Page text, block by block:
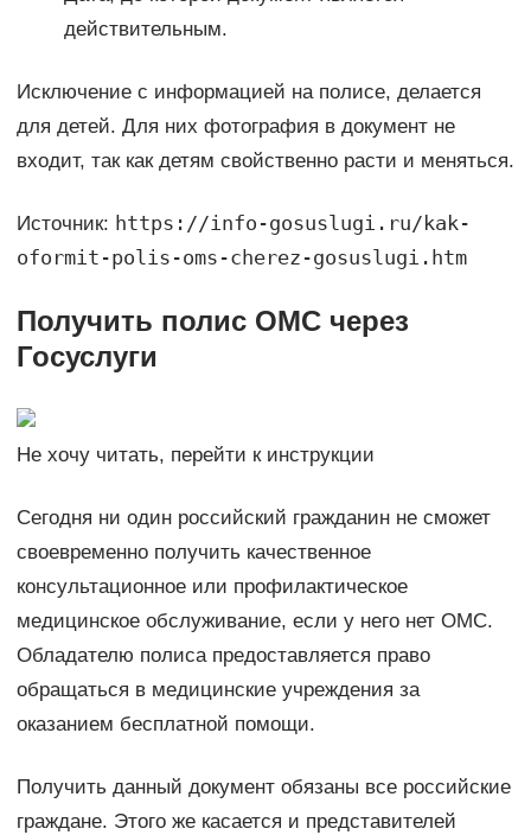
действительным.
Исключение с информацией на полисе, делается
для детей. Для них фотография в документ не
входит, так как детям свойственно расти и меняться.
Источник: https://info-gosuslugi.ru/kak-
oformit-polis-oms-cherez-gosuslugi.htm
Получить полис ОМС через
Госуслуги
Не хочу читать, перейти к инструкции
Сегодня ни один российский гражданин не сможет
своевременно получить качественное
консультационное или профилактическое
медицинское обслуживание, если у него нет ОМС.
Обладателю полиса предоставляется право
обращаться в медицинские учреждения за
оказанием бесплатной помощи.
Получить данный документ обязаны все российские
граждане. Этого же касается и представителей